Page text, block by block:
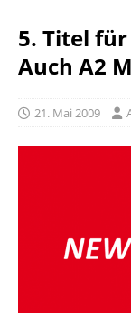
5. Titel
Auch A2
21. Mai 2009